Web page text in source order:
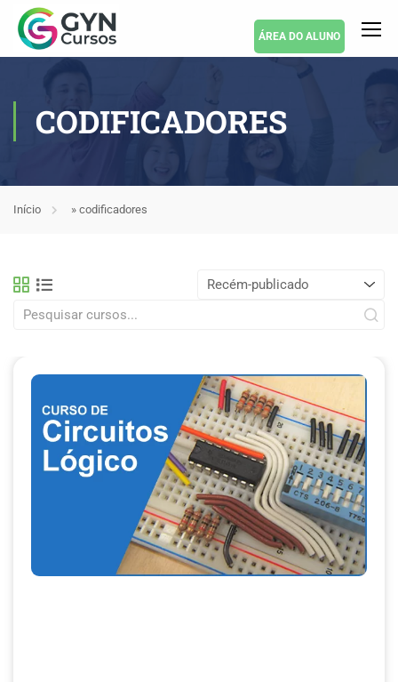
ÁREA DO ALUNO
CODIFICADORES
Início » codificadores